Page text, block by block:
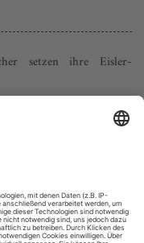
setzen ihre Eisler-
– ein garstig Lied!»
diente als Keule,
wurde, den
insbesondere der
Schüler hatte anno
«einzige Volkslied